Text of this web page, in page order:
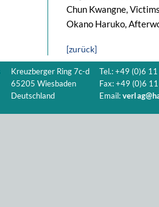
Chun Kwangne,
Okano Haruko,
[zurück]
Kreuzberger Ring 7c-d
65205 Wiesbaden
Deutschland
Tel.: +49 (0)6
Fax: +49 (0)6
Email: